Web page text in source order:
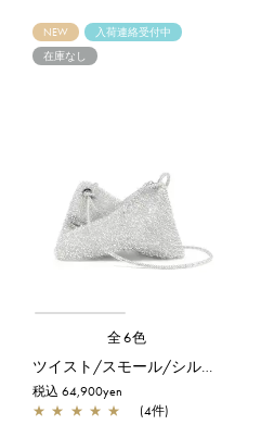
NEW
入荷連絡受付中
在庫なし
全6色
ツイスト/スモール/シルバー
税込 64,900yen
★ ★ ★ ★ ★ (4件)